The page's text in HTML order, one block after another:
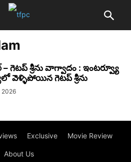
గెటప్ శ్రీను వాగ్వాదం : ఇంటర్వ్యూ
వెళ్ళిపోయిన గెటప్ శ్రీను
2026
Exclusive Movie Review
About Us